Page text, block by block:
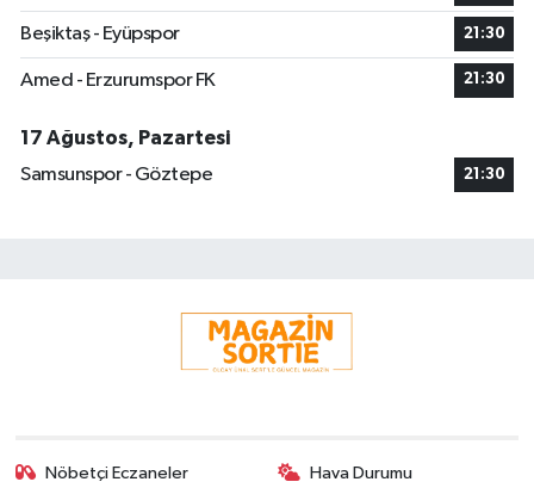
Beşiktaş - Eyüpspor 21:30
Amed - Erzurumspor FK 21:30
17 Ağustos, Pazartesi
Samsunspor - Göztepe
21:30
Nöbetçi Eczaneler Hava Durumu